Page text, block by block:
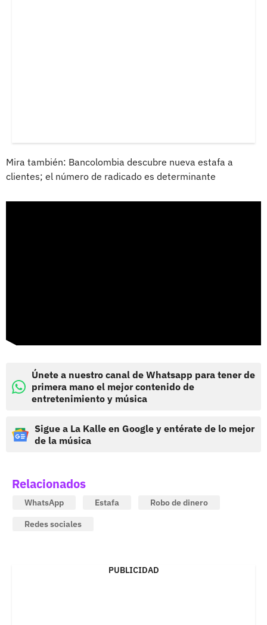
Mira también: Bancolombia descubre nueva estafa a
clientes; el número de radicado es determinante
Únete a nuestro canal de Whatsapp para tener de
primera mano el mejor contenido de
entretenimiento y música
Sigue a La Kalle en Google y entérate de lo mejor
de la música
Relacionados
WhatsApp Estafa
Robo de dinero
Redes sociales
PUBLICIDAD